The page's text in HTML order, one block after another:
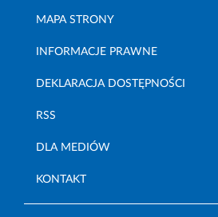
MAPA STRONY
INFORMACJE PRAWNE
DEKLARACJA DOSTĘPNOŚCI
RSS
DLA MEDIÓW
KONTAKT